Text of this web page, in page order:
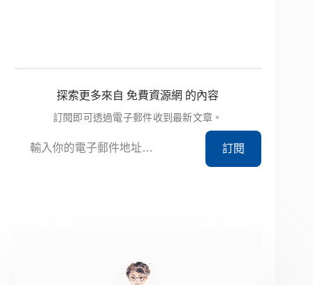
探索更多來自 免費資源網 的內容
訂閱即可透過電子郵件收到最新文章。
訂閱